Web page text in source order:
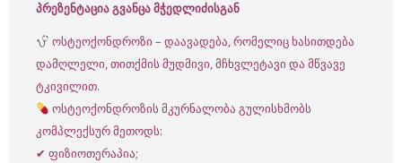
პრეზენტაცია გვანცა მჭედლიძისგან
ოსტეოქონდროზი – დაავადება, რომელიც ხასითდება
დამღლელი, თითქმის მუდმივი, მჩხვლეტავი და მწვავე
ტკივილით.
ოსტეოქონდროზის მკურნალობა გულისხმობს
კომპლექსურ მეთოდს:
✔ ფიზიოთერაპია;